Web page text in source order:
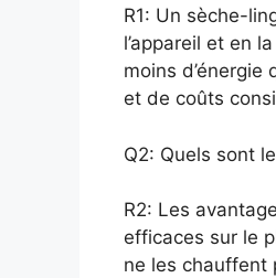
R1: Un sèche-
l’appareil et en
moins d’énergie
et de coûts
Q2: Quels sont
R2: Les
efficaces sur le
ne les chauffent